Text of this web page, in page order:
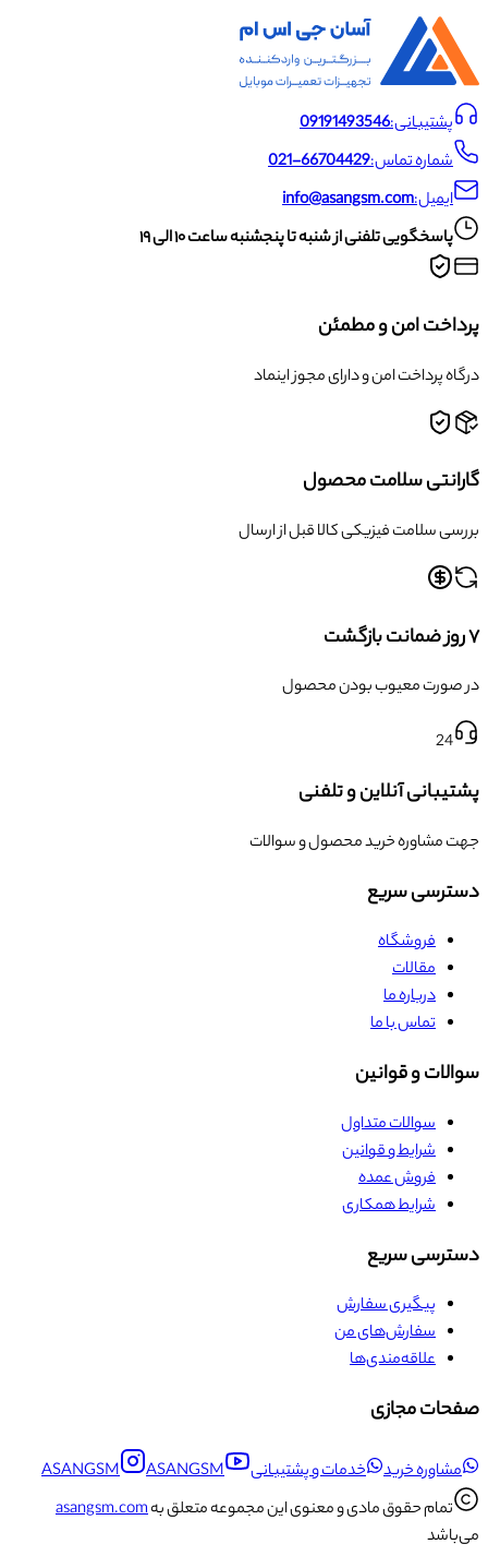
پشتیبانی:09191493546
شماره تماس:021-66704429
ایمیل:info@asangsm.com
پاسخگویی تلفنی از شنبه تا پنجشنبه ساعت ۱۰ الی ۱۹
پرداخت امن و مطمئن
درگاه پرداخت امن و دارای مجوز اینماد
گارانتی سلامت محصول
بررسی سلامت فیزیکی کالا قبل از ارسال
۷ روز ضمانت بازگشت
در صورت معیوب بودن محصول
24
پشتیبانی آنلاین و تلفنی
جهت مشاوره خرید محصول و سوالات
دسترسی سریع
فروشگاه
مقالات
درباره ما
تماس با ما
سوالات و قوانین
سوالات متداول
شرایط و قوانین
فروش عمده
شرایط همکاری
دسترسی سریع
پیگیری سفارش
سفارش‌های من
علاقه‌مندی‌ها
صفحات مجازی
مشاوره خرید خدمات و پشتیبانی ASANGSM
ASANGSM
تمام حقوق مادی و معنوی این مجموعه متعلق بهasangsm.com
می‌باشد